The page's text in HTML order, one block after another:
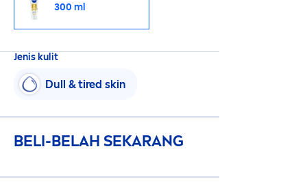
300 ml
Jenis kulit
Dull & tired skin
BELI-BELAH SEKARANG